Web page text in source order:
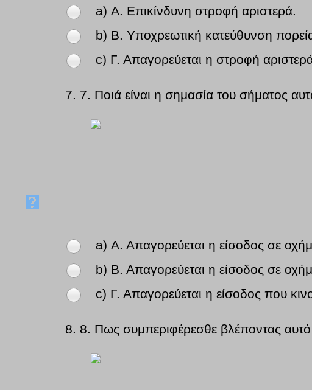
a) Α. Επικίνδυνη στροφή αριστερά.
b) Β. Υποχρεωτική κατεύθυνση
c) Γ. Απαγορεύεται η στροφή
7. 7. Ποιά είναι η σημασία του σήματος
a) Α. Απαγορεύεται η είσοδος σε
b) Β. Απαγορεύεται η είσοδος σε
c) Γ. Απαγορεύεται η είσοδος που
8. 8. Πως συμπεριφέρεσθε βλέποντας